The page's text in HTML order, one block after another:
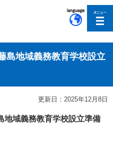
島地域義務教育学校設立
更新日：2025年12月8日
地域義務教育学校設立準備